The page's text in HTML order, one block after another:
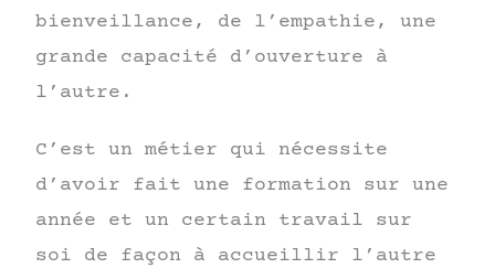
bienveillance, de l’empathie, une
grande capacité d’ouverture à
l’autre.
C’est un métier qui nécessite
d’avoir fait une formation sur une
année et un certain travail sur
soi de façon à accueillir l’autre